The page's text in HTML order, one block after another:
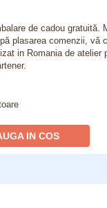
de cadou gratuită.
plasarea comenzii, vă
in Romania de
IN COS